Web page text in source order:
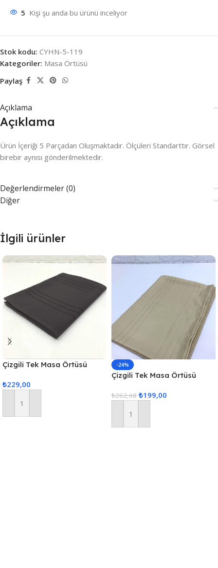
5 Kişi şu anda bu ürünü inceliyor
Stok kodu: CYHN-5-119
Kategoriler: Masa Örtüsü
Paylaş
Açıklama
Açıklama
Ürün İçeriği 5 Parçadan Oluşmaktadır. Ölçüleri Standarttır. Görsel
birebir aynısı gönderilmektedir.
Değerlendirmeler (0)
Diğer
İlgili ürünler
Çizgili Tek Masa Örtüsü
₺229,00
Sepete Ekle
-24%
Çizgili Tek Masa Örtüsü
₺262,68 ₺199,00
Sepete Ekle